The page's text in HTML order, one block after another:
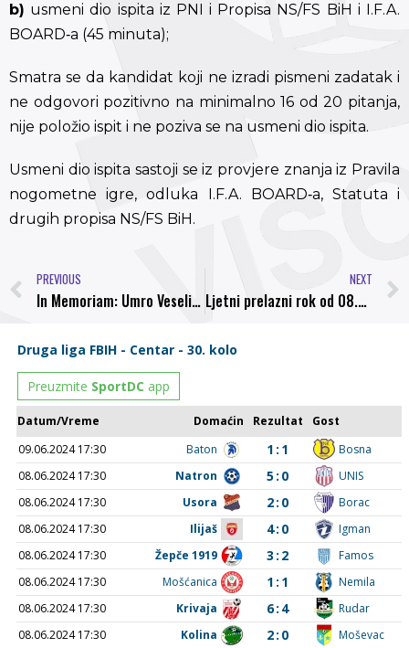
b) usmeni dio ispita iz PNI i Propisa NS/FS BiH i I.F.A.
BOARD‐a (45 minuta);
Smatra se da kandidat koji ne izradi pismeni zadatak i
ne odgovori pozitivno na minimalno 16 od 20 pitanja,
nije položio ispit i ne poziva se na usmeni dio ispita.
Usmeni dio ispita sastoji se iz provjere znanja iz Pravila
nogometne igre, odluka I.F.A. BOARD‐a, Statuta i
drugih propisa NS/FS BiH.
PREVIOUS
In Memoriam: Umro Veselin Nakić dugogodišnji nogometni radnik iz Zavidovića
NEXT
Ljetni prelazni rok od 08.06. do 03.08.2015. godine